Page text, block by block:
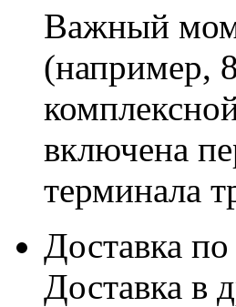
Важный
(например,
включена
терминала
Доставка
Доставка в